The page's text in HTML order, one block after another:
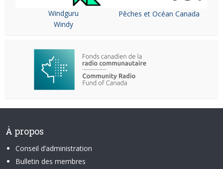
Windguru
Windy
Pêches et Océan Canada
À propos
Conseil d’administration
Bulletin des membres